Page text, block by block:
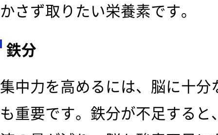
かさず取りたい栄養素です。
鉄分
集中力を高めるには、脳に十
も重要です。鉄分が不足する